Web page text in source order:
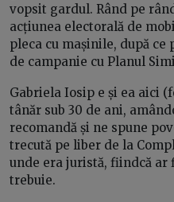
vopsit gardul. Rând pe
acțiunea electorală de
pleca cu mașinile, după
de campanie cu Planul
Gabriela Iosip e și ea aici
tânăr sub 30 de ani,
recomandă și ne spune
trecută pe liber de la
unde era juristă, fiindcă
trebuie.